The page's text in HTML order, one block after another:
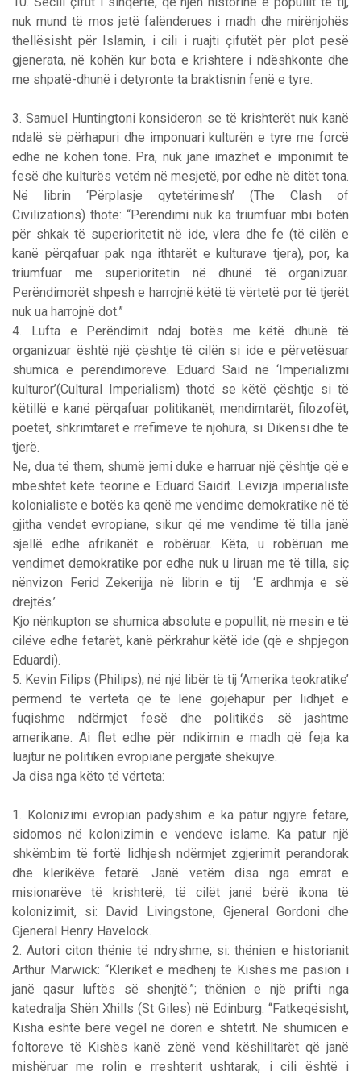
nuk mund të mos jetë falënderues i madh dhe mirënjohës
thellësisht për Islamin, i cili i ruajti çifutët për plot pesë
gjenerata, në kohën kur bota e krishtere i ndëshkonte dhe
me shpatë-dhunë i detyronte ta braktisnin fenë e tyre.
3. Samuel Huntingtoni konsideron se të krishterët nuk kanë
ndalë së përhapuri dhe imponuari kulturën e tyre me forcë
edhe në kohën tonë. Pra, nuk janë imazhet e imponimit të
fesë dhe kulturës vetëm në mesjetë, por edhe në ditët tona.
Në librin ‘Përplasje qytetërimesh’ (The Clash of
Civilizations) thotë: “Perëndimi nuk ka triumfuar mbi botën
për shkak të superioritetit në ide, vlera dhe fe (të cilën e
kanë përqafuar pak nga ithtarët e kulturave tjera), por, ka
triumfuar me superioritetin në dhunë të organizuar.
Perëndimorët shpesh e harrojnë këtë të vërtetë por të tjerët
nuk ua harrojnë dot.”
4. Lufta e Perëndimit ndaj botës me këtë dhunë të
organizuar është një çështje të cilën si ide e përvetësuar
shumica e perëndimorëve. Eduard Said në ‘Imperializmi
kulturor’(Cultural Imperialism) thotë se këtë çështje si të
këtillë e kanë përqafuar politikanët, mendimtarët, filozofët,
poetët, shkrimtarët e rrëfimeve të njohura, si Dikensi dhe të
tjerë.
Ne, dua të them, shumë jemi duke e harruar një çështje që e
mbështet këtë teorinë e Eduard Saidit. Lëvizja imperialiste
kolonialiste e botës ka qenë me vendime demokratike në të
gjitha vendet evropiane, sikur që me vendime të tilla janë
sjellë edhe afrikanët e robëruar. Këta, u robëruan me
vendimet demokratike por edhe nuk u liruan me të tilla, siç
nënvizon Ferid Zekerijja në librin e tij ‘E ardhmja e së
drejtës.’
Kjo nënkupton se shumica absolute e popullit, në mesin e të
cilëve edhe fetarët, kanë përkrahur këtë ide (që e shpjegon
Eduardi).
5. Kevin Filips (Philips), në një libër të tij ‘Amerika teokratike’
përmend të vërteta që të lënë gojëhapur për lidhjet e
fuqishme ndërmjet fesë dhe politikës së jashtme
amerikane. Ai flet edhe për ndikimin e madh që feja ka
luajtur në politikën evropiane përgjatë shekujve.
Ja disa nga këto të vërteta:
1. Kolonizimi evropian padyshim e ka patur ngjyrë fetare,
sidomos në kolonizimin e vendeve islame. Ka patur një
shkëmbim të fortë lidhjesh ndërmjet zgjerimit perandorak
dhe klerikëve fetarë. Janë vetëm disa nga emrat e
misionarëve të krishterë, të cilët janë bërë ikona të
kolonizimit, si: David Livingstone, Gjeneral Gordoni dhe
Gjeneral Henry Havelock.
2. Autori citon thënie të ndryshme, si: thënien e historianit
Arthur Marwick: “Klerikët e mëdhenj të Kishës me pasion i
janë qasur luftës së shenjtë.”; thënien e një prifti nga
katedralja Shën Xhills (St Giles) në Edinburg: “Fatkeqësisht,
Kisha është bërë vegël në dorën e shtetit. Në shumicën e
foltoreve të Kishës kanë zënë vend këshilltarët që janë
mishëruar me rolin e rreshterit ushtarak, i cili është i